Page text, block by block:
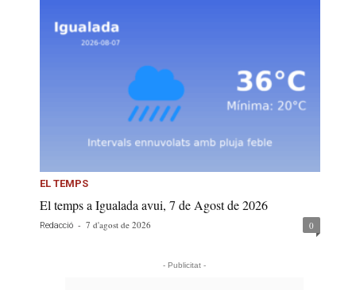
EL TEMPS
El temps a Igualada avui, 7 de Agost de 2026
Redacció - 7 d'agost de 2026 0
- Publicitat -